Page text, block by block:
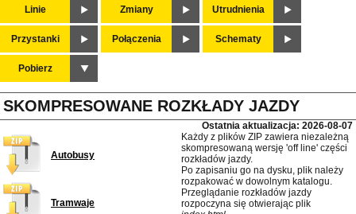
Linie Zmiany Utrudnienia
Przystanki Połączenia Schematy
Pobierz
SKOMPRESOWANE ROZKŁADY JAZDY
Ostatnia aktualizacja: 2026-08-07
Autobusy
Tramwaje
Każdy z plików ZIP zawiera niezależną
skompresowaną wersję 'off line' części
rozkładów jazdy.
Po zapisaniu go na dysku, plik należy
rozpakować w dowolnym katalogu.
Przeglądanie rozkładów jazdy
rozpoczyna się otwierając plik